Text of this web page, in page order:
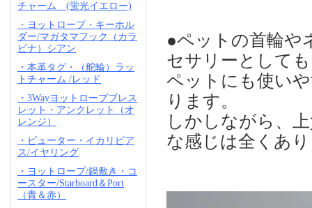
チャーム (蛍光イエロー)
・ヨットロープ・キーホル
ダー/マガタマフック（カラ
ビナ）シアン
・本革タグ・（舵輪）ラッ
トチャーム /レッド
・3Wayヨットロープブレス
レット・アンクレット（オ
レンジ）
・ピューター・イカリピア
ス/イヤリング
・ヨットロープ/鍋敷き・コ
ースター/Starboard＆Port
（青＆赤）
●ペットの首輪や
セサリーとして
ペットにも使い
ります。
しかしながら、
な感じは全くあ